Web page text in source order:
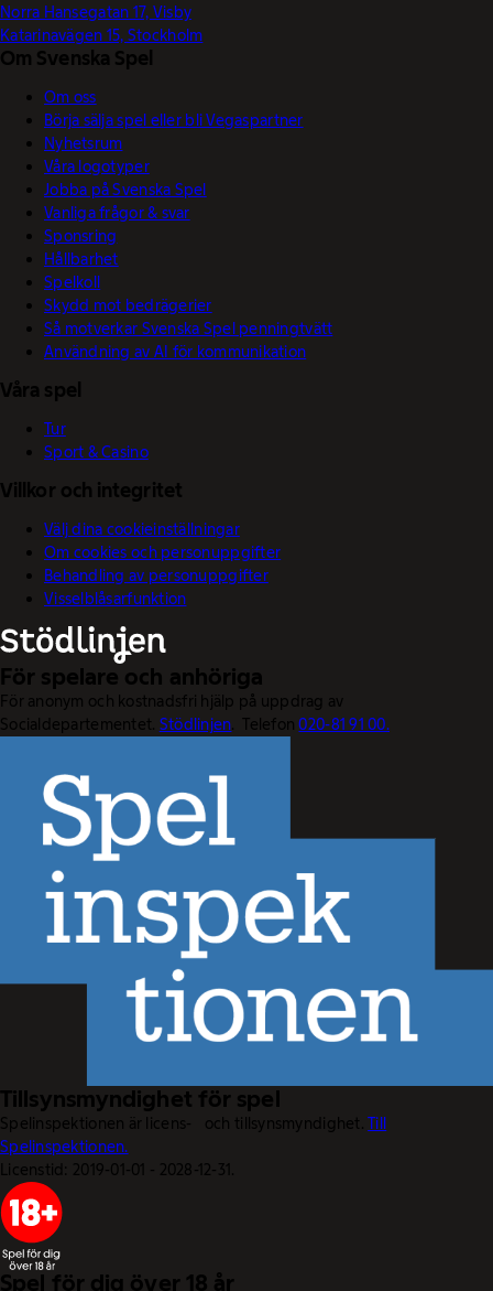
Norra Hansegatan 17, Visby
Katarinavägen 15, Stockholm
Om Svenska Spel
Om oss
Börja sälja spel eller bli Vegaspartner
Nyhetsrum
Våra logotyper
Jobba på Svenska Spel
Vanliga frågor & svar
Sponsring
Hållbarhet
Spelkoll
Skydd mot bedrägerier
Så motverkar Svenska Spel penningtvätt
Användning av AI för kommunikation
Våra spel
Tur
Sport & Casino
Villkor och integritet
Välj dina cookieinställningar
Om cookies och personuppgifter
Behandling av personuppgifter
Visselblåsarfunktion
För spelare och anhöriga
För anonym och kostnadsfri hjälp på uppdrag av
Socialdepartementet. Stödlinjen. Telefon020-81 91 00.
Tillsynsmyndighet för spel
Spelinspektionen är licens- och tillsynsmyndighet.Till
Spelinspektionen.
Licenstid: 2019-01-01 - 2028-12-31.
Spel för dig över 18 år